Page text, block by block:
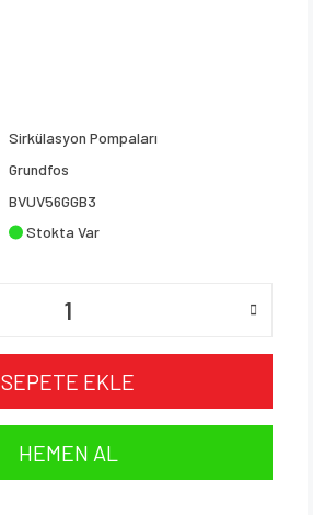
Sirkülasyon Pompaları
Grundfos
BVUV56GGB3
Stokta Var
SEPETE EKLE
HEMEN AL